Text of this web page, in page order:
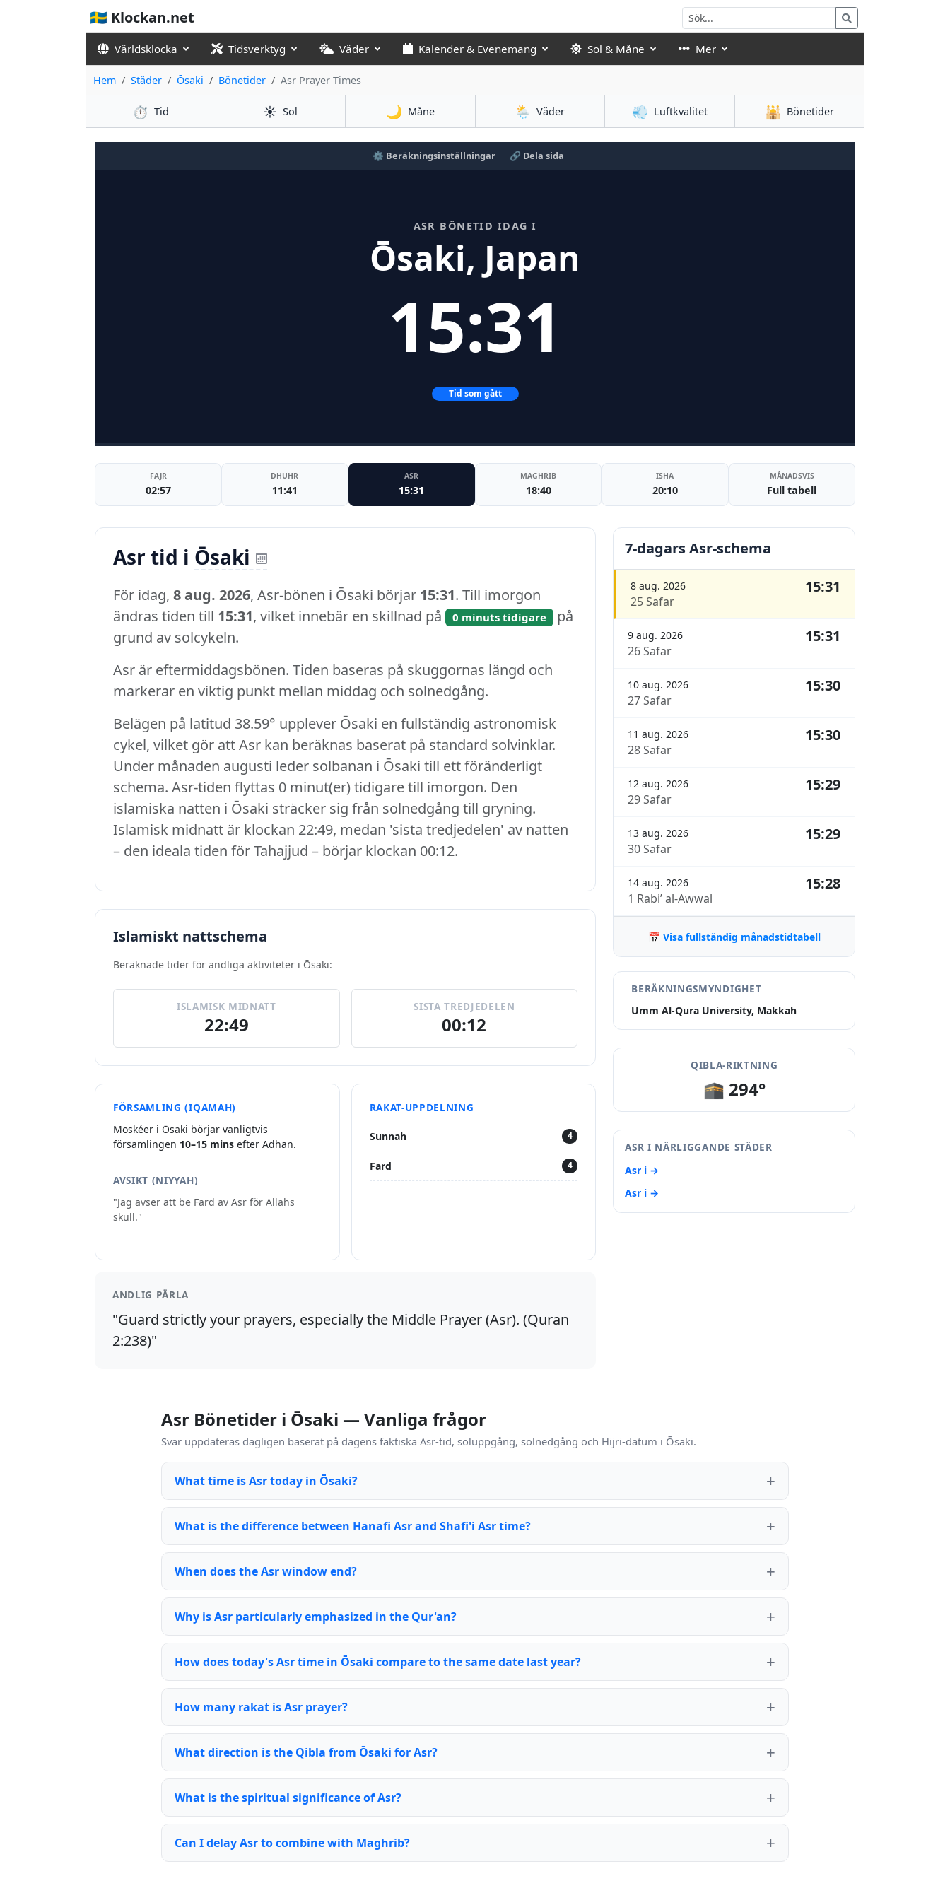
🇸🇪 Klockan.net
Världsklocka Tidsverktyg Väder Kalender & Evenemang Sol & Måne Mer
Hem Städer Ōsaki Bönetider Asr Prayer Times
⏱️ Tid ☀️ Sol 🌙 Måne 🌦️ Väder 💨 Luftkvalitet 🕌 Bönetider
⚙️ Beräkningsinställningar 🔗 Dela sida
ASR BÖNETID IDAG I
Ōsaki, Japan
15:31
Tid som gått
FAJR
02:57
DHUHR
11:41
ASR
15:31
MAGHRIB
18:40
ISHA
20:10
MÅNADSVIS
Full tabell
Asr tid i Ōsaki
För idag, 8 aug. 2026, Asr-bönen i Ōsaki börjar 15:31. Till imorgon
ändras tiden till 15:31, vilket innebär en skillnad på 0 minuts tidigare på
grund av solcykeln.
Asr är eftermiddagsbönen. Tiden baseras på skuggornas längd och
markerar en viktig punkt mellan middag och solnedgång.
Belägen på latitud 38.59° upplever Ōsaki en fullständig astronomisk
cykel, vilket gör att Asr kan beräknas baserat på standard solvinklar.
Under månaden augusti leder solbanan i Ōsaki till ett föränderligt
schema. Asr-tiden flyttas 0 minut(er) tidigare till imorgon. Den
islamiska natten i Ōsaki sträcker sig från solnedgång till gryning.
Islamisk midnatt är klockan 22:49, medan 'sista tredjedelen' av natten
– den ideala tiden för Tahajjud – börjar klockan 00:12.
Islamiskt nattschema
Beräknade tider för andliga aktiviteter i Ōsaki:
ISLAMISK MIDNATT
22:49
SISTA TREDJEDELEN
00:12
FÖRSAMLING (IQAMAH)
Moskéer i Ōsaki börjar vanligtvis
församlingen 10–15 mins efter Adhan.
AVSIKT (NIYYAH)
"Jag avser att be Fard av Asr för Allahs
skull."
RAKAT-UPPDELNING
Sunnah 4
Fard 4
ANDLIG PÄRLA
"Guard strictly your prayers, especially the Middle Prayer (Asr). (Quran
2:238)"
7-dagars Asr-schema
8 aug. 2026
25 Safar
15:31
9 aug. 2026
26 Safar
15:31
10 aug. 2026
27 Safar
15:30
11 aug. 2026
28 Safar
15:30
12 aug. 2026
29 Safar
15:29
13 aug. 2026
30 Safar
15:29
14 aug. 2026
1 Rabi’ al-Awwal
15:28
📅 Visa fullständig månadstidtabell
BERÄKNINGSMYNDIGHET
Umm Al-Qura University, Makkah
QIBLA-RIKTNING
🕋 294°
ASR I NÄRLIGGANDE STÄDER
Asr i →
Asr i →
Asr Bönetider i Ōsaki — Vanliga frågor
Svar uppdateras dagligen baserat på dagens faktiska Asr-tid, soluppgång, solnedgång och Hijri-datum i Ōsaki.
What time is Asr today in Ōsaki?
What is the difference between Hanafi Asr and Shafi'i Asr time?
When does the Asr window end?
Why is Asr particularly emphasized in the Qur'an?
How does today's Asr time in Ōsaki compare to the same date last year?
How many rakat is Asr prayer?
What direction is the Qibla from Ōsaki for Asr?
What is the spiritual significance of Asr?
Can I delay Asr to combine with Maghrib?